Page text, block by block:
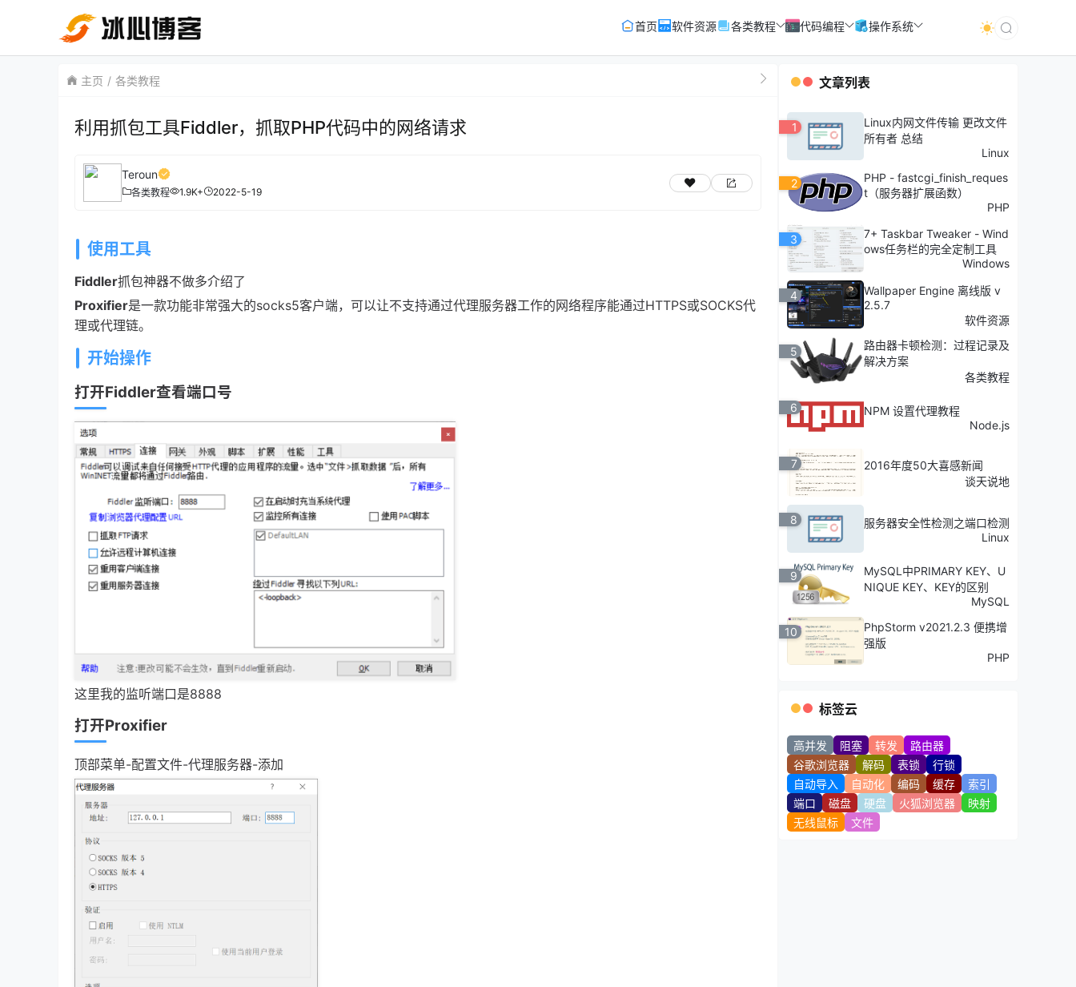
首页 软件资源 各类教程 代码编程 操作系统
主页 各类教程
利用抓包工具Fiddler，抓取PHP代码中的网络请求
Teroun
各类教程 1.9K+ 2022-5-19
使用工具
Fiddler抓包神器不做多介绍了
Proxifier是一款功能非常强大的socks5客户端，可以让不支持通过代理服务器工作的网络程序能通过HTTPS或SOCKS代
理或代理链。
开始操作
打开Fiddler查看端口号
这里我的监听端口是8888
打开Proxifier
顶部菜单-配置文件-代理服务器-添加
文章列表
1
Linux内网文件传输 更改文件
所有者 总结
Linux
2
PHP - fastcgi_finish_reques
t（服务器扩展函数）
PHP
3
7+ Taskbar Tweaker - Wind
ows任务栏的完全定制工具
Windows
4
Wallpaper Engine 离线版 v
2.5.7
软件资源
5
路由器卡顿检测：过程记录及
解决方案
各类教程
6
NPM 设置代理教程
Node.js
7
2016年度50大喜感新闻
谈天说地
8
服务器安全性检测之端口检测
Linux
9
MySQL中PRIMARY KEY、U
NIQUE KEY、KEY的区别
MySQL
10
PhpStorm v2021.2.3 便携增
强版
PHP
标签云
高并发 阻塞 转发
路由器
谷歌浏览器
解码 表锁
行锁
自动导入
自动化 编码 缓存
索引
端口
磁盘 硬盘 火狐浏览器
映射
无线鼠标
文件